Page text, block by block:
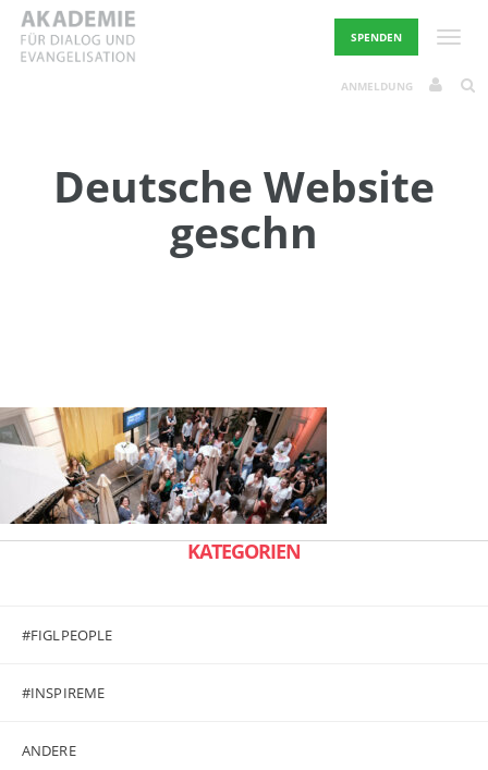
Skip
content
SPENDEN
ANMELDUNG
Deutsche Website
geschn
KATEGORIEN
#FIGLPEOPLE
#INSPIREME
ANDERE